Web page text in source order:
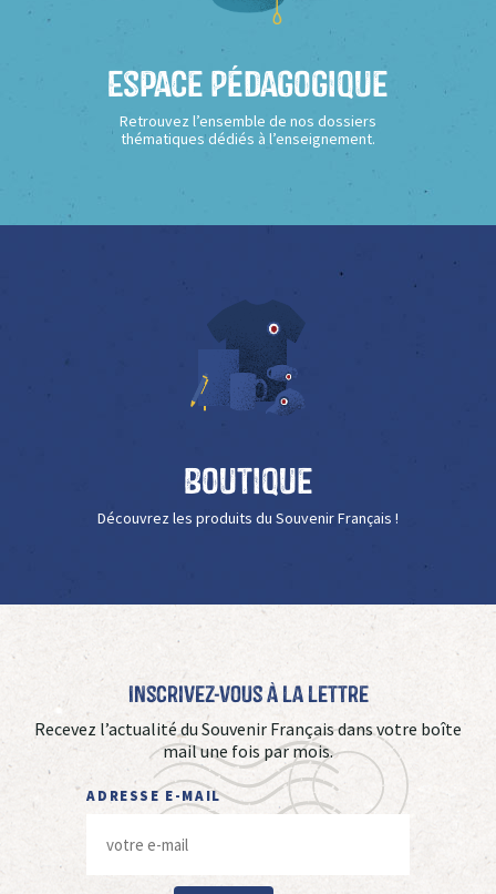
Espace Pédagogique
Retrouvez l’ensemble de nos dossiers
thématiques dédiés à l’enseignement.
Boutique
Découvrez les produits du Souvenir Français !
Inscrivez-vous à La Lettre
Recevez l’actualité du Souvenir Français dans votre boîte
mail une fois par mois.
ADRESSE E-MAIL